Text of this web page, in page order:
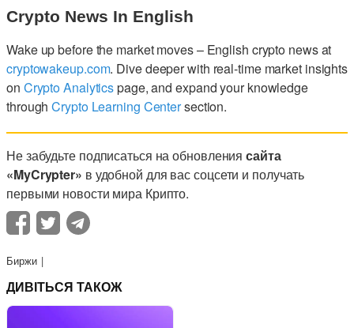
Crypto News In English
Wake up before the market moves – English crypto news at
cryptowakeup.com. Dive deeper with real-time market insights
on Crypto Analyticspage, and expand your knowledge
throughCrypto Learning Centersection.
Не забудьте подписаться на обновлениясайта
«MyCrypter» в удобной для вас соцсети и получать
первыми новости мира Крипто.
Биржи
ДИВІТЬСЯ ТАКОЖ